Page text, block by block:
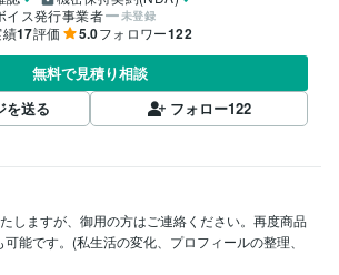
イス発行事業者
未登録
17評価 5.0フォロワー122
無料で見積り相談
を送る
フォロー122
しますが、御用の方はご連絡ください。再度商品
能です。(私生活の変化、プロフィールの整理、